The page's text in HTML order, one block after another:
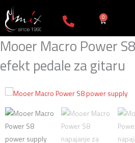
Пређи
на
садржај
0
Cart
Mooer Macro Power
efekt pedale za gitaru